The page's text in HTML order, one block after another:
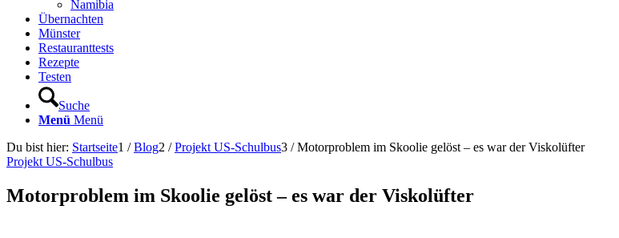
Namibia
Übernachten
Münster
Restauranttests
Rezepte
Testen
Suche
Menü Menü
Du bist hier: Startseite1 / Blog2 / Projekt US-Schulbus3 / Motorproblem im Skoolie gelöst – es war der Viskolüfter
Projekt US-Schulbus
Motorproblem im Skoolie gelöst – es war der Viskolüfter